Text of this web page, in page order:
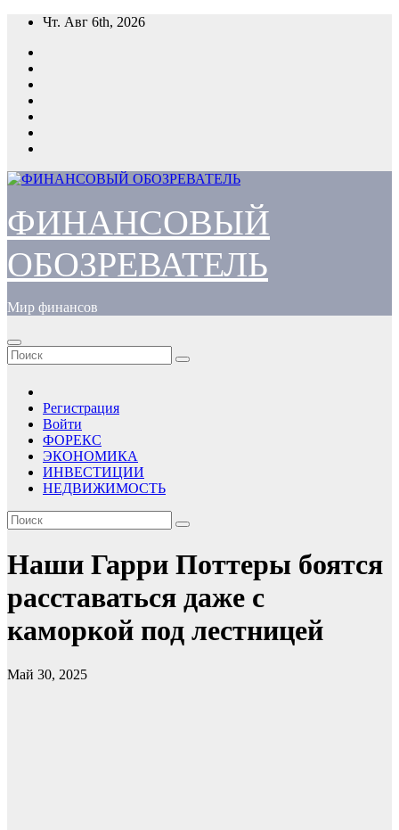
Перейти
содержимому
Чт. Авг 6th, 2026
ФИНАНСОВЫЙ
ОБОЗРЕВАТЕЛЬ
Мир финансов
Регистрация
Войти
ФОРЕКС
ЭКОНОМИКА
ИНВЕСТИЦИИ
НЕДВИЖИМОСТЬ
Наши Гарри Поттеры боятся
расставаться даже с
каморкой под лестницей
Май 30, 2025